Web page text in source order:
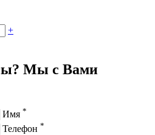
+
Мы с Вами
Имя *
Телефон *